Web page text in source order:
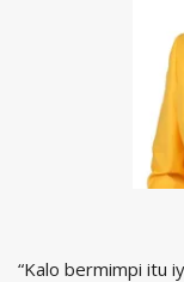
“Kalo bermimpi itu